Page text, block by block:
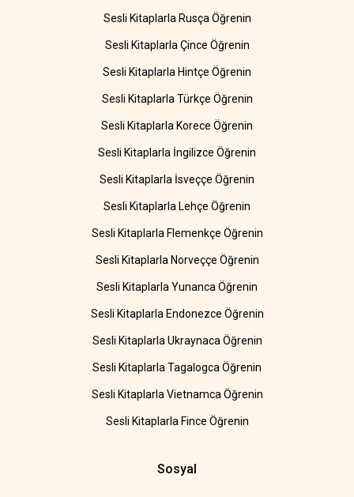
Sesli Kitaplarla Rusça Öğrenin
Sesli Kitaplarla Çince Öğrenin
Sesli Kitaplarla Hintçe Öğrenin
Sesli Kitaplarla Türkçe Öğrenin
Sesli Kitaplarla Korece Öğrenin
Sesli Kitaplarla İngilizce Öğrenin
Sesli Kitaplarla İsveççe Öğrenin
Sesli Kitaplarla Lehçe Öğrenin
Sesli Kitaplarla Flemenkçe Öğrenin
Sesli Kitaplarla Norveççe Öğrenin
Sesli Kitaplarla Yunanca Öğrenin
Sesli Kitaplarla Endonezce Öğrenin
Sesli Kitaplarla Ukraynaca Öğrenin
Sesli Kitaplarla Tagalogca Öğrenin
Sesli Kitaplarla Vietnamca Öğrenin
Sesli Kitaplarla Fince Öğrenin
Sosyal